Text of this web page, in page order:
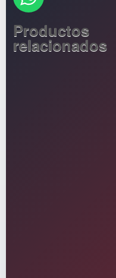
Productos
relacionados